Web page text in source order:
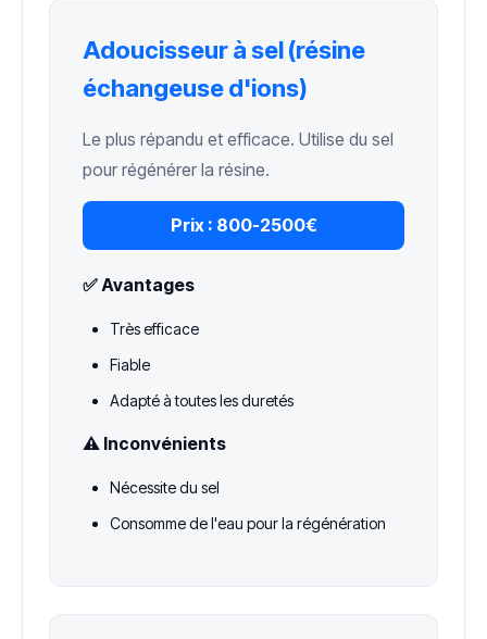
Adoucisseur à sel (résine
échangeuse d'ions)
Le plus répandu et efficace. Utilise du sel
pour régénérer la résine.
Prix : 800-2500€
✅ Avantages
Très efficace
Fiable
Adapté à toutes les duretés
⚠️ Inconvénients
Nécessite du sel
Consomme de l'eau pour la régénération